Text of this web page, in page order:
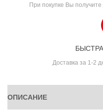
При покупке Вы получите
Доставка за 1-2
ОПИСАНИЕ